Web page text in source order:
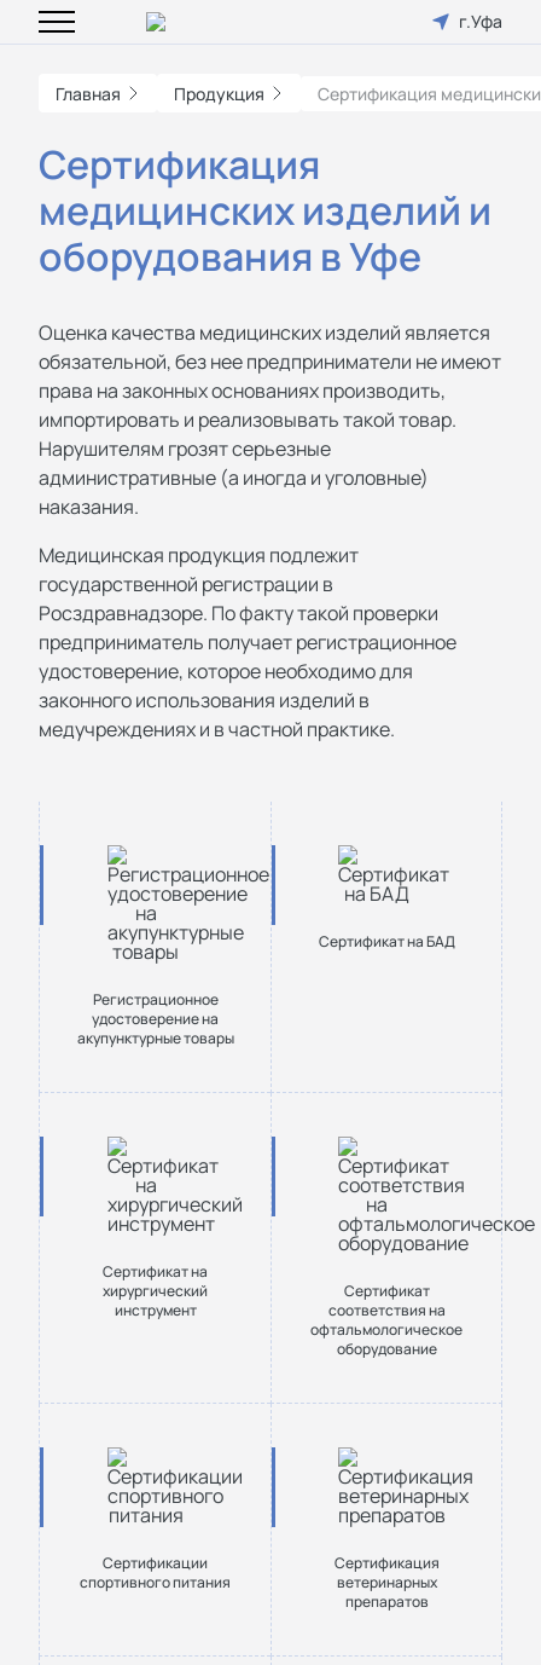
г.Уфа
Главная Продукция Сертификация
Сертификация
медицинских изделий и
оборудования в Уфе
Оценка качества медицинских изделий является
обязательной, без нее предприниматели не имеют
права на законных основаниях производить,
импортировать и реализовывать такой товар.
Нарушителям грозят серьезные
административные (а иногда и уголовные)
наказания.
Медицинская продукция подлежит
государственной регистрации в
Росздравнадзоре. По факту такой проверки
предприниматель получает регистрационное
удостоверение, которое необходимо для
законного использования изделий в
медучреждениях и в частной практике.
Регистрационное
удостоверение на
акупунктурные товары
Сертификат на БАД
Сертификат на
хирургический
инструмент
Сертификат
соответствия на
офтальмологическое
оборудование
Сертификации
спортивного питания
Сертификация
ветеринарных
препаратов